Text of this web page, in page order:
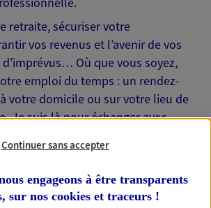
retraite, sécuriser votre
vos revenus et l’avenir de vos
Où que vous soyez,
emploi du temps : un rendez-
votre domicile ou sur votre lieu de
Je suis là pour échanger avec
Continuer sans accepter
engageons à être transparents
sur nos cookies et traceurs !